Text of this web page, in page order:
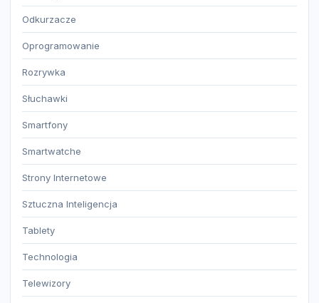
Odkurzacze
Oprogramowanie
Rozrywka
Słuchawki
Smartfony
Smartwatche
Strony Internetowe
Sztuczna Inteligencja
Tablety
Technologia
Telewizory